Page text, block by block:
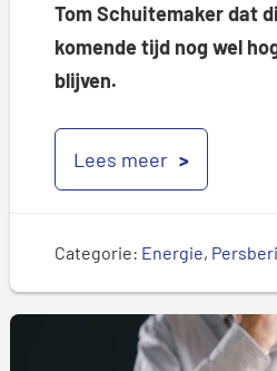
Tom Schuitemaker dat
komende tijd nog wel
blijven.
Lees meer
Categorie: Energie,